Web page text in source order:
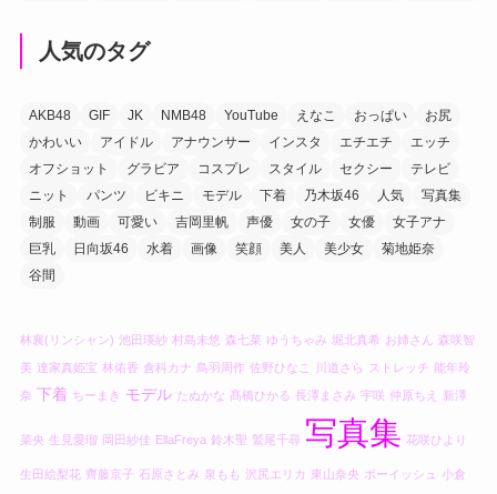
人気のタグ
AKB48 GIF JK NMB48 YouTube えなこ おっぱい
お尻
かわいい
アイドル アナウンサー インスタ エチエチ
エッチ
オフショット
グラビア コスプレ スタイル セクシー
テレビ
ニット
パンツ ビキニ モデル 下着 乃木坂46 人気
写真集
制服
動画 可愛い 吉岡里帆 声優 女の子 女優
女子アナ
巨乳
日向坂46 水着 画像 笑顔 美人 美少女
菊地姫奈
谷間
林襄(リンシャン) 池田瑛紗 村島未悠 森七菜 ゆうちゃみ 堀北真希 お姉さん 森咲智
美 達家真姫宝 林佑香 倉科カナ 鳥羽周作 佐野ひなこ 川道さら ストレッチ 能年玲
奈 下着 ちーまき モデル たぬかな 髙橋ひかる 長澤まさみ 宇咲 仲原ちえ 新澤
菜央 生見愛瑠 岡田紗佳 EllaFreya 鈴木聖 鷲尾千尋 写真集 花咲ひより
生田絵梨花 齊藤京子 石原さとみ 泉もも 沢尻エリカ 東山奈央 ボーイッシュ 小倉